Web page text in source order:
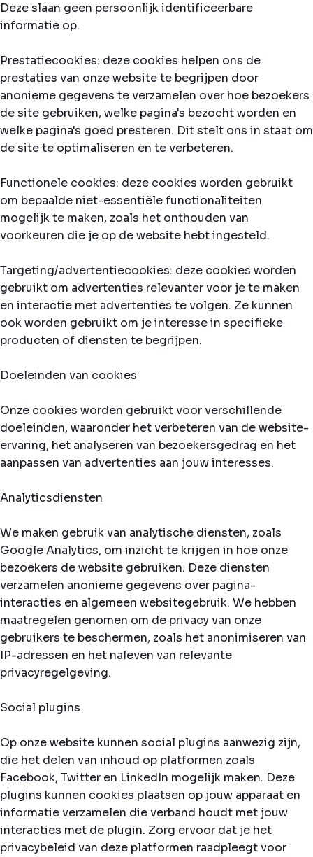
Deze slaan geen persoonlijk identificeerbare
informatie op.
Prestatiecookies: deze cookies helpen ons de
prestaties van onze website te begrijpen door
anonieme gegevens te verzamelen over hoe bezoekers
de site gebruiken, welke pagina's bezocht worden en
welke pagina's goed presteren. Dit stelt ons in staat om
de site te optimaliseren en te verbeteren.
Functionele cookies: deze cookies worden gebruikt
om bepaalde niet-essentiële functionaliteiten
mogelijk te maken, zoals het onthouden van
voorkeuren die je op de website hebt ingesteld.
Targeting/advertentiecookies: deze cookies worden
gebruikt om advertenties relevanter voor je te maken
en interactie met advertenties te volgen. Ze kunnen
ook worden gebruikt om je interesse in specifieke
producten of diensten te begrijpen.
Doeleinden van cookies
Onze cookies worden gebruikt voor verschillende
doeleinden, waaronder het verbeteren van de website-
ervaring, het analyseren van bezoekersgedrag en het
aanpassen van advertenties aan jouw interesses.
Analyticsdiensten
We maken gebruik van analytische diensten, zoals
Google Analytics, om inzicht te krijgen in hoe onze
bezoekers de website gebruiken. Deze diensten
verzamelen anonieme gegevens over pagina-
interacties en algemeen websitegebruik. We hebben
maatregelen genomen om de privacy van onze
gebruikers te beschermen, zoals het anonimiseren van
IP-adressen en het naleven van relevante
privacyregelgeving.
Social plugins
Op onze website kunnen social plugins aanwezig zijn,
die het delen van inhoud op platformen zoals
Facebook, Twitter en LinkedIn mogelijk maken. Deze
plugins kunnen cookies plaatsen op jouw apparaat en
informatie verzamelen die verband houdt met jouw
interacties met de plugin. Zorg ervoor dat je het
privacybeleid van deze platformen raadpleegt voor